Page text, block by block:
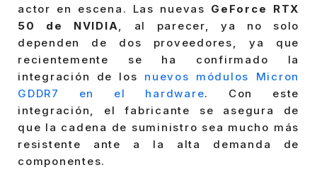
actor en escena. Las nuevas GeForce RTX
50 de NVIDIA, al parecer, ya no solo
dependen de dos proveedores, ya que
recientemente se ha confirmado la
integración de los nuevos módulos Micron
GDDR7 en el hardware. Con este
integración, el fabricante se asegura de
que la cadena de suministro sea mucho más
resistente ante a la alta demanda de
componentes.